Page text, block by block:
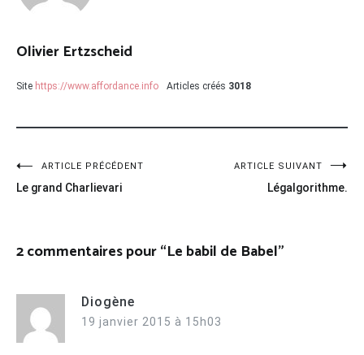
Olivier Ertzscheid
Site https://www.affordance.info Articles créés 3018
Navigation
de
ARTICLE PRÉCÉDENT
Le grand Charlievari
ARTICLE SUIVANT
Légalgorithme.
2 commentaires pour “Le babil de Babel”
Diogène
19 janvier 2015 à 15h03